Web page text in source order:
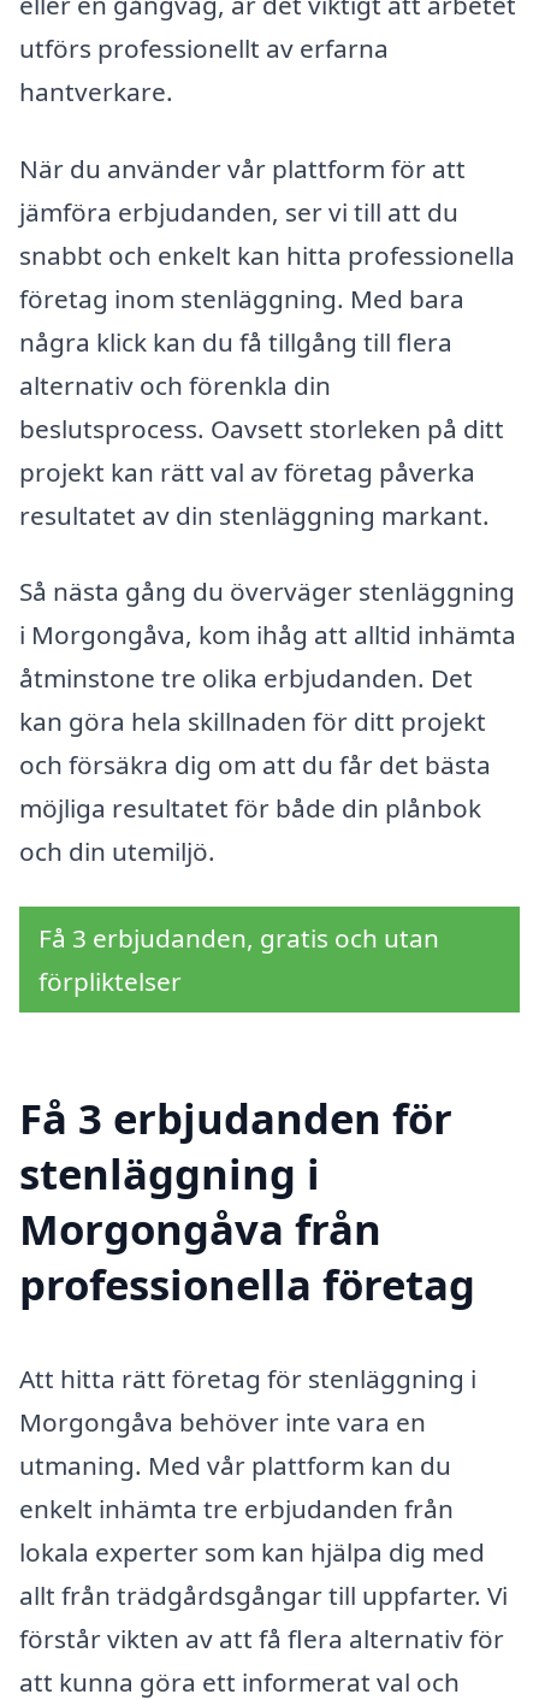
utförs professionellt av erfarna
hantverkare.
När du använder vår plattform för att
jämföra erbjudanden, ser vi till att du
snabbt och enkelt kan hitta professionella
företag inom stenläggning. Med bara
några klick kan du få tillgång till flera
alternativ och förenkla din
beslutsprocess. Oavsett storleken på ditt
projekt kan rätt val av företag påverka
resultatet av din stenläggning markant.
Så nästa gång du överväger stenläggning
i Morgongåva, kom ihåg att alltid inhämta
åtminstone tre olika erbjudanden. Det
kan göra hela skillnaden för ditt projekt
och försäkra dig om att du får det bästa
möjliga resultatet för både din plånbok
och din utemiljö.
Få 3 erbjudanden, gratis och utan
förpliktelser
Få 3 erbjudanden för
stenläggning i
Morgongåva från
professionella företag
Att hitta rätt företag för stenläggning i
Morgongåva behöver inte vara en
utmaning. Med vår plattform kan du
enkelt inhämta tre erbjudanden från
lokala experter som kan hjälpa dig med
allt från trädgårdsgångar till uppfarter. Vi
förstår vikten av att få flera alternativ för
att kunna göra ett informerat val och